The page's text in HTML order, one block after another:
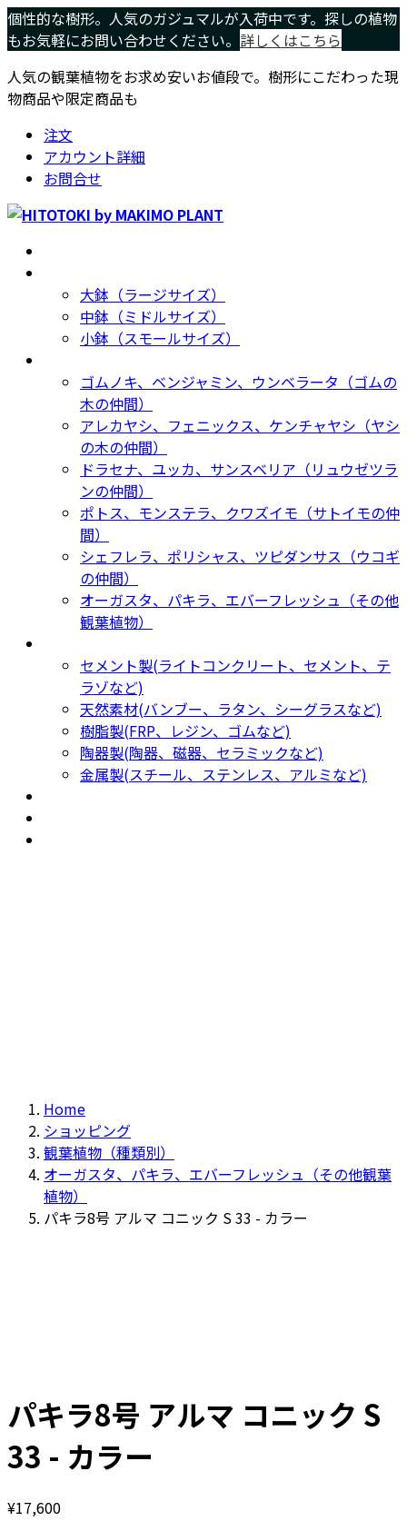
コ
ン
ン
ツ
プ
ナ
ビ
ー
シ
動
個性的な樹形。人気のガジュマルが入荷中です。探しの植物
もお気軽にお問い合わせください。 詳しくはこちら
人気の観葉植物をお求め安いお値段で。樹形にこだわった現
物商品や限定商品も
注文
アカウント詳細
お問合せ
大鉢（ラージサイズ）
中鉢（ミドルサイズ）
小鉢（スモールサイズ）
ゴムノキ、ベンジャミン、ウンベラータ（ゴムの
木の仲間）
アレカヤシ、フェニックス、ケンチャヤシ（ヤシ
の木の仲間）
ドラセナ、ユッカ、サンスベリア（リュウゼツラ
ンの仲間）
ポトス、モンステラ、クワズイモ（サトイモの仲
間）
シェフレラ、ポリシャス、ツピダンサス（ウコギ
の仲間）
オーガスタ、パキラ、エバーフレッシュ（その他
観葉植物）
セメント製(ライトコンクリート、セメント、テ
ラゾなど)
天然素材(バンブー、ラタン、シーグラスなど)
樹脂製(FRP、レジン、ゴムなど)
陶器製(陶器、磁器、セラミックなど)
金属製(スチール、ステンレス、アルミなど)
Home
ショッピング
観葉植物（種類別）
オーガスタ、パキラ、エバーフレッシュ（その他観葉
植物）
パキラ8号 アルマ コニック S 33 - カラー
パキラ8号 アルマ コニック S
33 - カラー
¥17,600